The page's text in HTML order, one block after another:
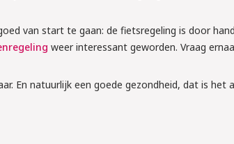
van start te gaan: de fietsregeling is door
weer interessant geworden. Vraag
En natuurlijk een goede gezondheid, dat is het